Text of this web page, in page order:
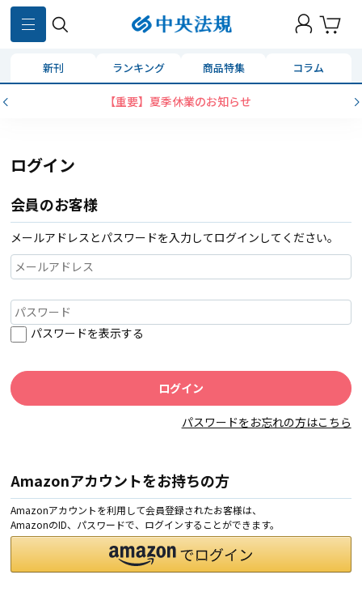
新刊 ランキング 商品特集 コラム
【重要】夏季休業のお知らせ
ログイン
会員のお客様
メールアドレスとパスワードを入力してログインしてください。
パスワードを表示する
パスワードをお忘れの方はこちら
Amazonアカウントをお持ちの方
Amazonアカウントを利用して会員登録されたお客様は、
AmazonのID、パスワードで、ログインすることができます。